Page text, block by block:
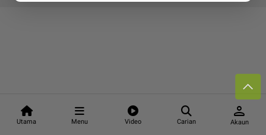
Utama Menu Video Carian
person
Akaun